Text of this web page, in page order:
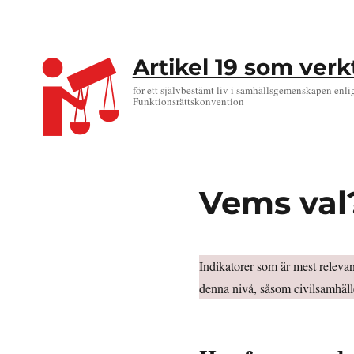
Artikel 19 som
för ett självbestämt liv i samhällsgemenskapen
Funktionsrättskonvention
Vems
Indikatorer som är mest
denna nivå, såsom